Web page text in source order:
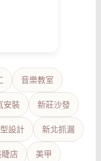
音樂教室
安裝 新莊沙發
設計 新北抓漏
睫店 美甲